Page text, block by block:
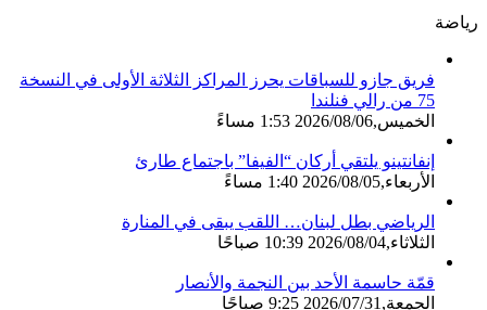
رياضة
فريق جازو للسباقات يحرز المراكز الثلاثة الأولى في النسخة
75 من رالي فنلندا
الخميس,2026/08/06 1:53 مساءً
إنفانتينو يلتقي أركان “الفيفا” باجتماع طارئ
الأربعاء,2026/08/05 1:40 مساءً
الرياضي بطل لبنان… اللقب يبقى في المنارة
الثلاثاء,2026/08/04 10:39 صباحًا
قمّة حاسمة الأحد بين النجمة والأنصار
الجمعة,2026/07/31 9:25 صباحًا